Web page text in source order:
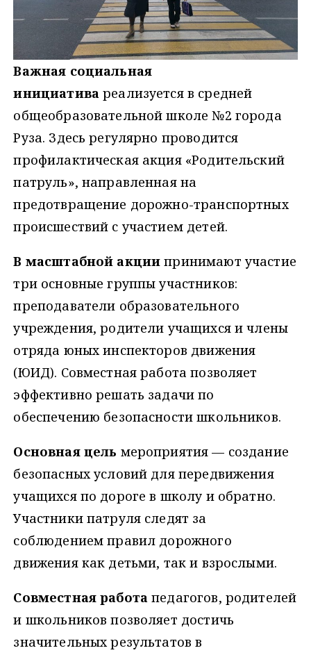
Важная социальная
инициативареализуется в средней
общеобразовательной школе №2 города
Руза. Здесь регулярно проводится
профилактическая акция «Родительский
патруль», направленная на
предотвращение дорожно-транспортных
происшествий с участием детей.
В масштабной акции принимают участие
три основные группы участников:
преподаватели образовательного
учреждения, родители учащихся и члены
отряда юных инспекторов движения
(ЮИД). Совместная работа позволяет
эффективно решать задачи по
обеспечению безопасности школьников.
Основная цель мероприятия — создание
безопасных условий для передвижения
учащихся по дороге в школу и обратно.
Участники патруля следят за
соблюдением правил дорожного
движения как детьми, так и взрослыми.
Совместная работа педагогов, родителей
и школьников позволяет достичь
значительных результатов в